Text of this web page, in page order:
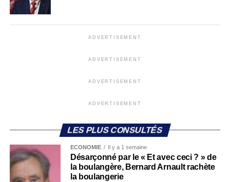
ADVERTISEMENT
ADVERTISEMENT
ADVERTISEMENT
ADVERTISEMENT
LES PLUS CONSULTÉS
ECONOMIE Il y a 1 semaine
Désarçonné par le « Et avec ceci ? » de
la boulangère, Bernard Arnault rachète
la boulangerie